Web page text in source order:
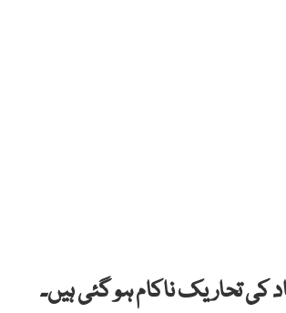
کی تحاریک ناکام ہو گئی ہیں۔